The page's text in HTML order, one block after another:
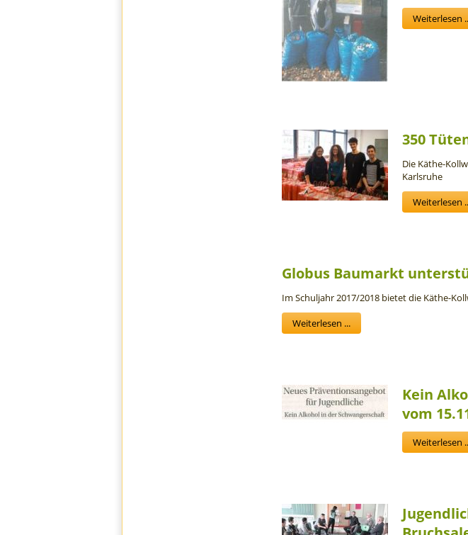
Weiterlesen
350
Die Käthe-
Karlsruhe
Weiterlesen
Globus Baumarkt
Im Schuljahr 2017/2018 bietet die Käthe-
Weiterlesen ...
Kein
vom
Weiterlesen